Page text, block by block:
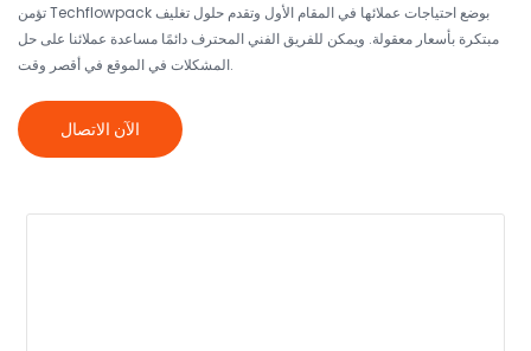
تؤمن Techflowpack بوضع احتياجات عملائها في المقام الأول وتقدم حلول تغليف
مبتكرة بأسعار معقولة. ويمكن للفريق الفني المحترف دائمًا مساعدة عملائنا على حل
المشكلات في الموقع في أقصر وقت.
الآن الاتصال